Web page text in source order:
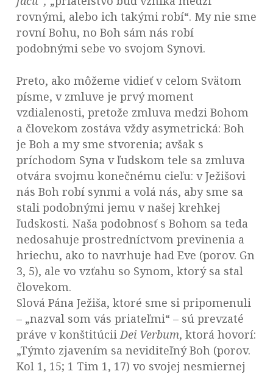
rovnými, alebo ich takými robí“. My nie sme
rovní Bohu, no Boh sám nás robí
podobnými sebe vo svojom Synovi.
Preto, ako môžeme vidieť v celom Svätom
písme, v zmluve je prvý moment
vzdialenosti, pretože zmluva medzi Bohom
a človekom zostáva vždy asymetrická: Boh
je Boh a my sme stvorenia; avšak s
príchodom Syna v ľudskom tele sa zmluva
otvára svojmu konečnému cieľu: v Ježišovi
nás Boh robí synmi a volá nás, aby sme sa
stali podobnými jemu v našej krehkej
ľudskosti. Naša podobnosť s Bohom sa teda
nedosahuje prostredníctvom previnenia a
hriechu, ako to navrhuje had Eve (porov. Gn
3, 5), ale vo vzťahu so Synom, ktorý sa stal
človekom.
Slová Pána Ježiša, ktoré sme si pripomenuli
– „nazval som vás priateľmi“ – sú prevzaté
práve v konštitúciiDei Verbum, ktorá hovorí:
„Týmto zjavením sa neviditeľný Boh (porov.
Kol 1, 15; 1 Tim 1, 17) vo svojej nesmiernej